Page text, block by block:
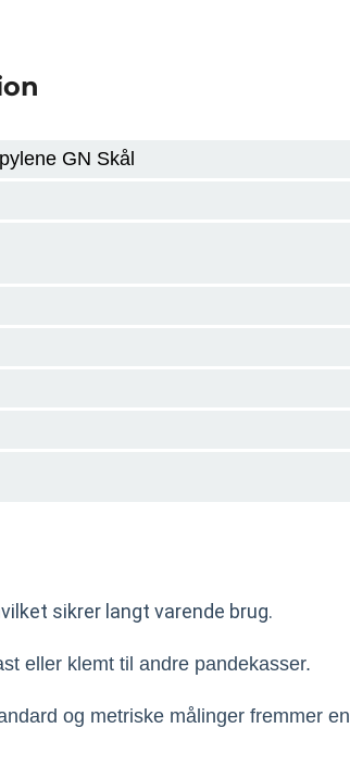
GN Skål
sikrer langt varende brug.
eller klemt til andre pandekasser.
og metriske målinger fremmer en